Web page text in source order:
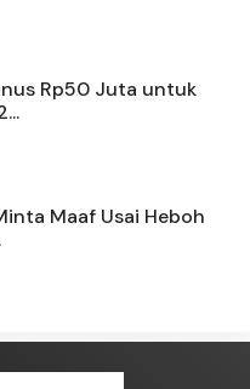
Rp50 Juta untuk
Maaf Usai Heboh